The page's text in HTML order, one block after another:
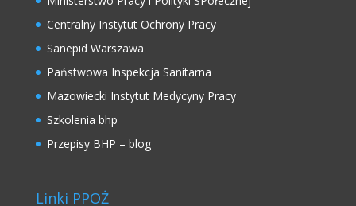
Centralny Instytut Ochrony Pracy
Sanepid Warszawa
Państwowa Inspekcja Sanitarna
Mazowiecki Instytut Medycyny Pracy
Szkolenia bhp
Przepisy BHP – blog
Linki PPOŻ